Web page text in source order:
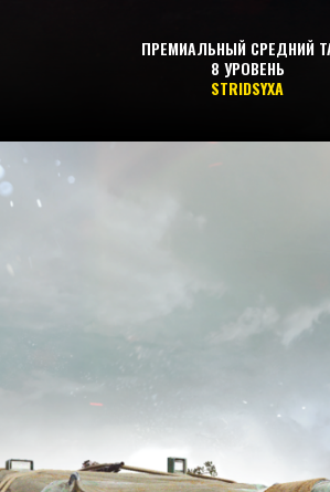
ПРЕМИАЛЬНЫЙ СРЕДНИЙ
8 УРОВЕНЬ
STRIDSYXA